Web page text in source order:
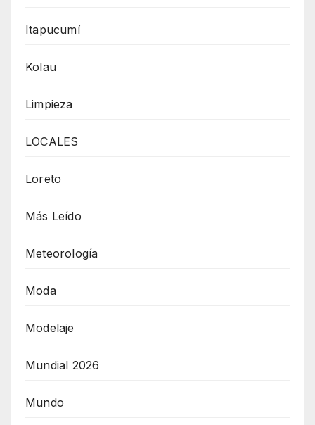
Itapucumí
Kolau
Limpieza
LOCALES
Loreto
Más Leído
Meteorología
Moda
Modelaje
Mundial 2026
Mundo